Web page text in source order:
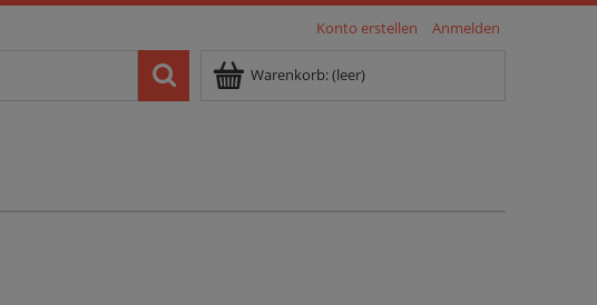
Konto erstellen Anmelden
Warenkorb:(leer)